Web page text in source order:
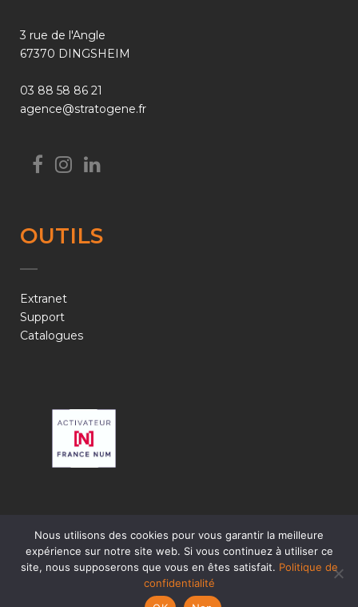
3 rue de l'Angle
67370 DINGSHEIM
03 88 58 86 21
agence@stratogene.fr
OUTILS
Extranet
Support
Catalogues
© 2024 Stratogene. Tous droits réservés.
Nous utilisons des cookies pour vous garantir la meilleure
expérience sur notre site web. Si vous continuez à utiliser ce
site, nous supposerons que vous en êtes satisfait. Politique de
confidentialité